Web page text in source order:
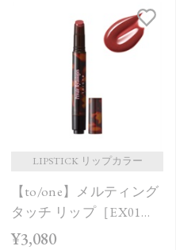
価格が安い
価格が高い
レビューが多い順
レビュー評価が高い順
人気順
LIPSTICK リップカラー
【to/one】メルティング
タッチ リップ［EX01～
EX03］＜限定品＞
¥3,080